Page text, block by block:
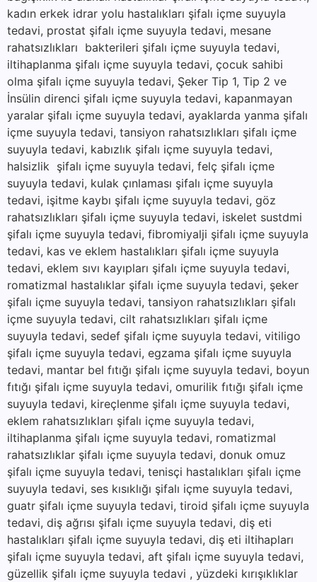
kadın erkek idrar yolu hastalıkları şifalı içme suyuyla
tedavi, prostat şifalı içme suyuyla tedavi, mesane
rahatsızlıkları bakterileri şifalı içme suyuyla tedavi,
iltihaplanma şifalı içme suyuyla tedavi, çocuk sahibi
olma şifalı içme suyuyla tedavi, Şeker Tip 1, Tip 2 ve
İnsülin direnci şifalı içme suyuyla tedavi, kapanmayan
yaralar şifalı içme suyuyla tedavi, ayaklarda yanma şifalı
içme suyuyla tedavi, tansiyon rahatsızlıkları şifalı içme
suyuyla tedavi, kabızlık şifalı içme suyuyla tedavi,
halsizlik şifalı içme suyuyla tedavi, felç şifalı içme
suyuyla tedavi, kulak çınlaması şifalı içme suyuyla
tedavi, işitme kaybı şifalı içme suyuyla tedavi, göz
rahatsızlıkları şifalı içme suyuyla tedavi, iskelet sustdmi
şifalı içme suyuyla tedavi, fibromiyalji şifalı içme suyuyla
tedavi, kas ve eklem hastalıkları şifalı içme suyuyla
tedavi, eklem sıvı kayıpları şifalı içme suyuyla tedavi,
romatizmal hastalıklar şifalı içme suyuyla tedavi, şeker
şifalı içme suyuyla tedavi, tansiyon rahatsızlıkları şifalı
içme suyuyla tedavi, cilt rahatsızlıkları şifalı içme
suyuyla tedavi, sedef şifalı içme suyuyla tedavi, vitiligo
şifalı içme suyuyla tedavi, egzama şifalı içme suyuyla
tedavi, mantar bel fıtığı şifalı içme suyuyla tedavi, boyun
fıtığı şifalı içme suyuyla tedavi, omurilik fıtığı şifalı içme
suyuyla tedavi, kireçlenme şifalı içme suyuyla tedavi,
eklem rahatsızlıkları şifalı içme suyuyla tedavi,
iltihaplanma şifalı içme suyuyla tedavi, romatizmal
rahatsızlıklar şifalı içme suyuyla tedavi, donuk omuz
şifalı içme suyuyla tedavi, tenisçi hastalıkları şifalı içme
suyuyla tedavi, ses kısıklığı şifalı içme suyuyla tedavi,
guatr şifalı içme suyuyla tedavi, tiroid şifalı içme suyuyla
tedavi, diş ağrısı şifalı içme suyuyla tedavi, diş eti
hastalıkları şifalı içme suyuyla tedavi, diş eti iltihapları
şifalı içme suyuyla tedavi, aft şifalı içme suyuyla tedavi,
güzellik şifalı içme suyuyla tedavi , yüzdeki kırışıklıklar